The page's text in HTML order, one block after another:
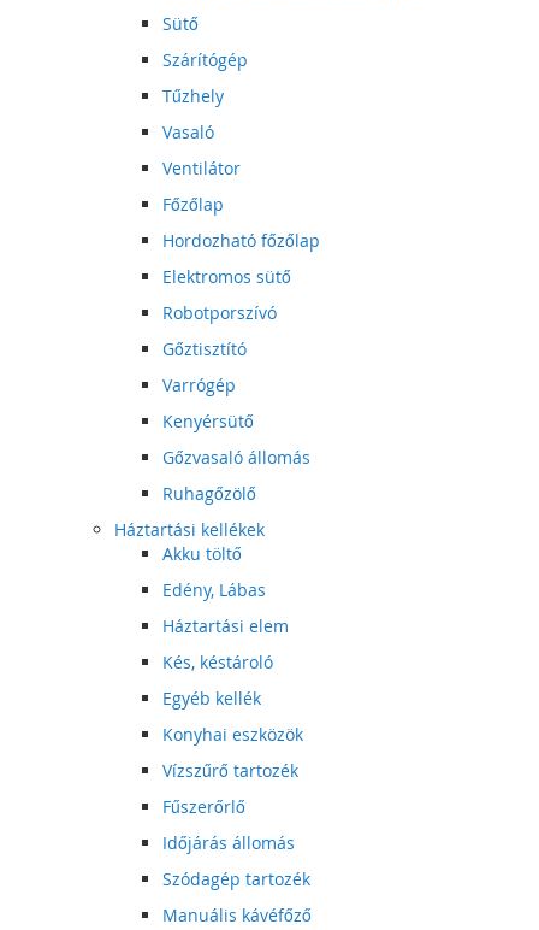
Sütő
Szárítógép
Tűzhely
Vasaló
Ventilátor
Főzőlap
Hordozható főzőlap
Elektromos sütő
Robotporszívó
Gőztisztító
Varrógép
Kenyérsütő
Gőzvasaló állomás
Ruhagőzölő
Háztartási kellékek
Akku töltő
Edény, Lábas
Háztartási elem
Kés, késtároló
Egyéb kellék
Konyhai eszközök
Vízszűrő tartozék
Fűszerőrlő
Időjárás állomás
Szódagép tartozék
Manuális kávéfőző